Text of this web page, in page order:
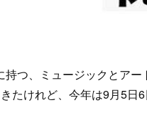
つ、ミュージックとアー
けれど、今年は9月5日6